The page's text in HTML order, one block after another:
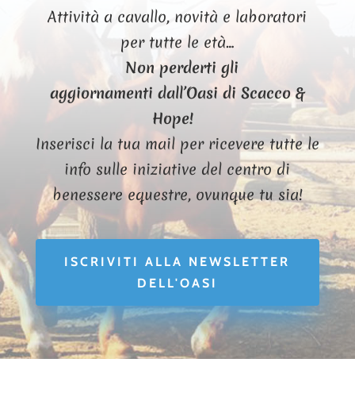
Attività a cavallo, novità e laboratori
per tutte le età…
Non perderti gli
aggiornamenti dall’Oasi di Scacco &
Hope!
Inserisci la tua mail per ricevere tutte le
info sulle iniziative del centro di
benessere equestre, ovunque tu sia!
ISCRIVITI ALLA NEWSLETTER
DELL'OASI